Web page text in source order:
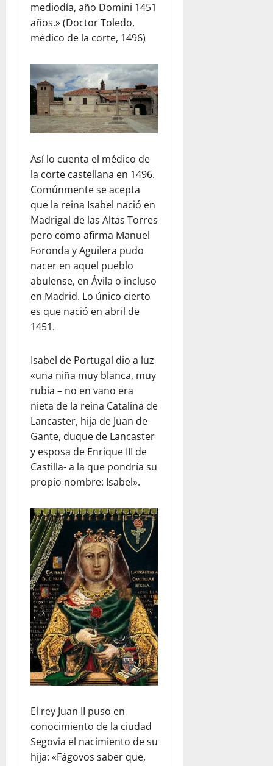
mediodía, año Domini 1451
años.» (Doctor Toledo,
médico de la corte, 1496)
Así lo cuenta el médico de
la corte castellana en 1496.
Comúnmente se acepta
que la reina Isabel nació en
Madrigal de las Altas Torres
pero como afirma Manuel
Foronda y Aguilera pudo
nacer en aquel pueblo
abulense, en Ávila o incluso
en Madrid. Lo único cierto
es que nació en abril de
1451.
Isabel de Portugal dio a luz
«una niña muy blanca, muy
rubia – no en vano era
nieta de la reina Catalina de
Lancaster, hija de Juan de
Gante, duque de Lancaster
y esposa de Enrique III de
Castilla- a la que pondría su
propio nombre: Isabel».
El rey Juan II puso en
conocimiento de la ciudad
Segovia el nacimiento de su
hija: «Fágovos saber que,